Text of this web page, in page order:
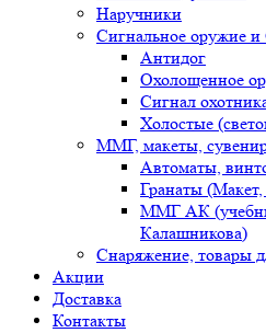
Наручники
Сигнальное оружие
Антидог
Охолощенное
Сигнал
Холостые
ММГ, макеты,
Автоматы,
Гранаты
ММГ АК
Калашникова)
Снаряжение, товары
Акции
Доставка
Контакты